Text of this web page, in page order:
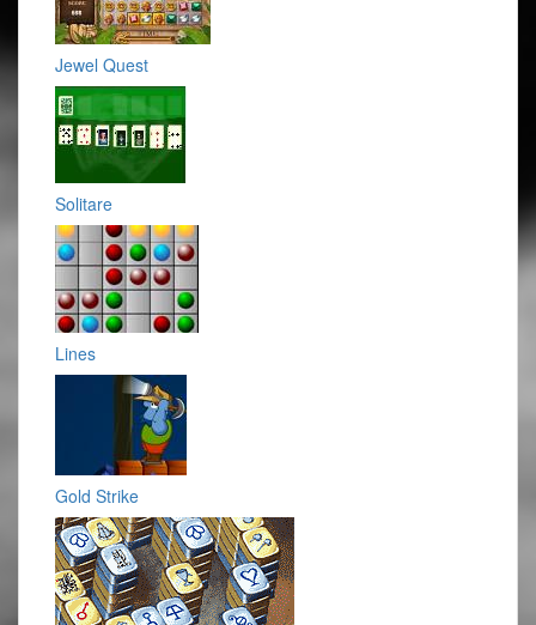
Jewel Quest
Solitare
Lines
Gold Strike